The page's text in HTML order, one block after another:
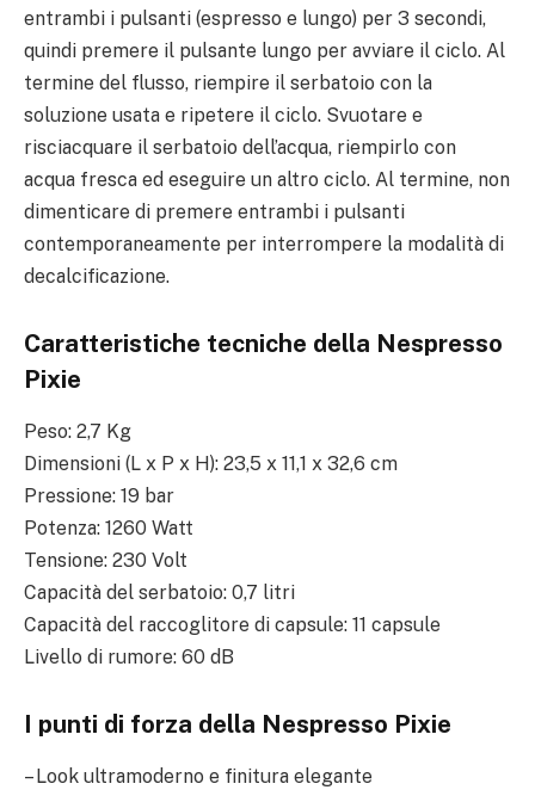
entrambi i pulsanti (espresso e lungo) per 3 secondi,
quindi premere il pulsante lungo per avviare il ciclo. Al
termine del flusso, riempire il serbatoio con la
soluzione usata e ripetere il ciclo. Svuotare e
risciacquare il serbatoio dell’acqua, riempirlo con
acqua fresca ed eseguire un altro ciclo. Al termine, non
dimenticare di premere entrambi i pulsanti
contemporaneamente per interrompere la modalità di
decalcificazione.
Caratteristiche tecniche della Nespresso
Pixie
Peso: 2,7 Kg
Dimensioni (L x P x H): 23,5 x 11,1 x 32,6 cm
Pressione: 19 bar
Potenza: 1260 Watt
Tensione: 230 Volt
Capacità del serbatoio: 0,7 litri
Capacità del raccoglitore di capsule: 11 capsule
Livello di rumore: 60 dB
I punti di forza della Nespresso Pixie
– Look ultramoderno e finitura elegante